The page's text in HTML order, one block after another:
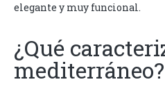
elegante y muy funcional.
¿Qué
mediterráneo?